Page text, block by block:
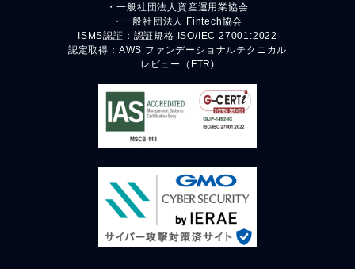
・一般社団法人資産運用業協会
・一般社団法人 Fintech協会
ISMS認証：認証規格 ISO/IEC 27001:2022
認定取得：AWS ファンデーショナルテクニカル
レビュー（FTR)